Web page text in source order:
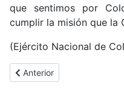
que sentimos por
cumplir la misión que la
(Ejército Nacional de
Artículo anterior: Ascensos
Anterior